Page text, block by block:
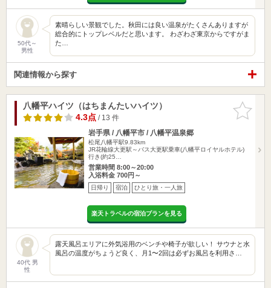
50代～
男性
素晴らしい景観でした。秋田には良い温泉がたくさんありますが
総合的にトップレベルだと思います。 わざわざ東京からですがま
た…
関連情報から探す
お気に入
りに追加
八幡平ハイツ（はちまんたいハイツ）
4.3点/ 13 件
岩手県 / 八幡平市 / 八幡平温泉郷
松尾八幡平駅9.83km
JR花輪線大更駅～バス大更駅乗車(八幡平ロイヤルホテル)
行き(約25…
営業時間 8:00～20:00
入浴料金 700円～
日帰り 宿泊 ひとり旅・一人旅
楽天トラベルの宿泊プランを見る
40代 男
性
露天風呂エリアに外気浴用のベンチや椅子が欲しい！ サウナと水
風呂の温度がちょうど良く、月1〜2回は必ずお風呂を利用さ…